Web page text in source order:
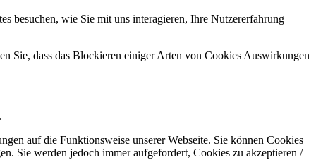
besuchen, wie Sie mit uns interagieren, Ihre Nutzererfahrung
Sie, dass das Blockieren einiger Arten von Cookies Auswirkungen
auf die Funktionsweise unserer Webseite. Sie können Cookies
Sie werden jedoch immer aufgefordert, Cookies zu akzeptieren /